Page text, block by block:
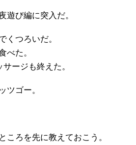
遊び編に突入だ。
くつろいだ。
べた。
ージも終えた。
ツゴー。
ころを先に教えておこう。